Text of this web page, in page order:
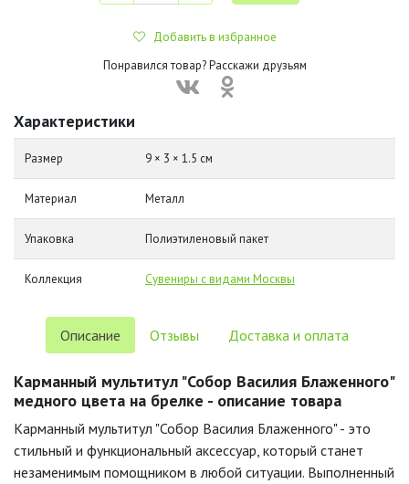
Добавить в избранное
Понравился товар? Расскажи друзьям
Характеристики
Размер 9 × 3 × 1.5 см
Материал Металл
Упаковка Полиэтиленовый пакет
Коллекция Сувениры с видами Москвы
Описание Отзывы Доставка и оплата
Карманный мультитул "Собор Василия Блаженного"
медного цвета на брелке - описание товара
Карманный мультитул "Собор Василия Блаженного" - это
стильный и функциональный аксессуар, который станет
незаменимым помощником в любой ситуации. Выполненный